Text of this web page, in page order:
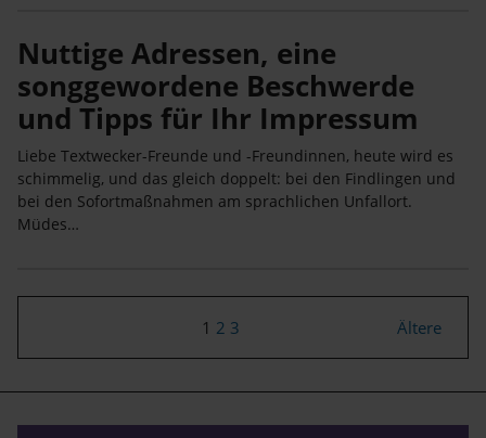
Nuttige Adressen, eine
songgewordene Beschwerde
und Tipps für Ihr Impressum
Liebe Textwecker-Freunde und -Freundinnen, heute wird es
schimmelig, und das gleich doppelt: bei den Findlingen und
bei den Sofortmaßnahmen am sprachlichen Unfallort.
Müdes…
1 2 3 Ältere